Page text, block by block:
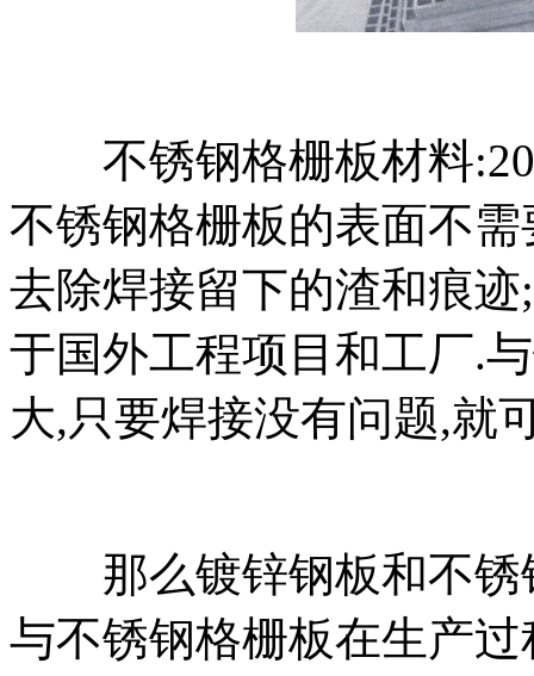
不锈钢格栅板材料
不锈钢格栅板的表面不
去除焊接留下的渣和痕
于国外工程项目和工厂.
大,只要焊接没有问题,就
那么镀锌钢板和不锈
与不锈钢格栅板在生产